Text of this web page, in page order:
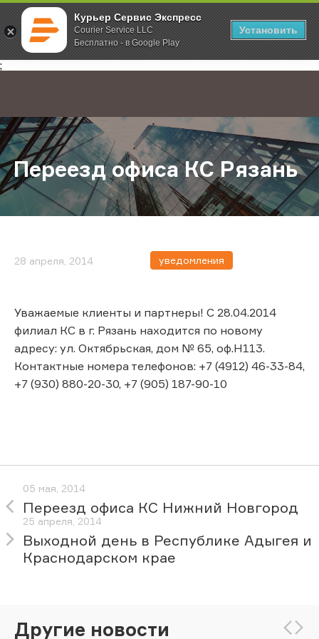
Курьер Сервис Экспресс
Courier Service LLC
Бесплатно - в Google Play
Установить
;
Главная О компании Новости Переезд офиса КС Рязань
Переезд офиса КС Рязань
28 апреля, 2014 уведомления
Уважаемые клиенты и партнеры! С 28.04.2014
филиал КС в г. Рязань находится по новому
адресу: ул. Октябрьская, дом № 65, оф.Н113.
Контактные номера телефонов: +7 (4912) 46-33-84,
+7 (930) 880-20-30, +7 (905) 187-90-10
05 мая, 2014
Переезд офиса КС Нижний Новгород
25 апреля, 2014
Выходной день в Республике Адыгея и
Краснодарском крае
Другие новости